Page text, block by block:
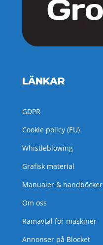
LÄNKAR
GDPR
Cookie policy (EU)
Whistleblowing
Grafisk material
Manualer & handböcker
Om oss
Ramavtal för maskiner
Annonser på Blocket